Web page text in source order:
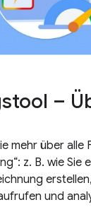
–
mehr über alle
z. B. wie Sie
und